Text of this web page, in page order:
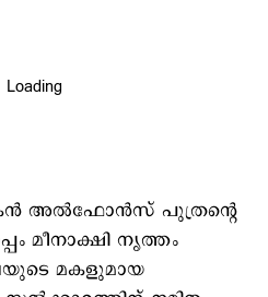
അല്‍ഫോന്‍സ് പുത്രന്‍റെ
മീനാക്ഷി നൃത്തം
മകളുമായ